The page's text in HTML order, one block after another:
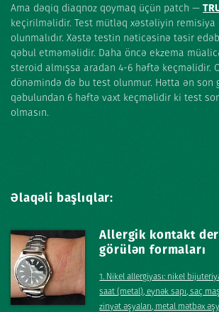
Ama dəqiq diaqnoz qoymaq üçün patch —
keçirilməlidir. Test mütləq xəstəliyin remisiya
olunmalıdır. Xəstə testin nəticəsinə təsir
qəbul etməməlidir. Daha öncə ekzema
steroid almışsa aradan 4-6 həftə keçməlidir.
dönəmində də bu test olunmur. Hətta ən son
qəbulundan 6 həftə vaxt keçməlidir ki test
olmasın.
Əlaqəli başlıqlar:
Allergik kontakt
görülən formaları
1. Nikel allergiyası: nikel
saat (metal), eynək sapı, saç
zinyət əşyaları, metal mətbəx